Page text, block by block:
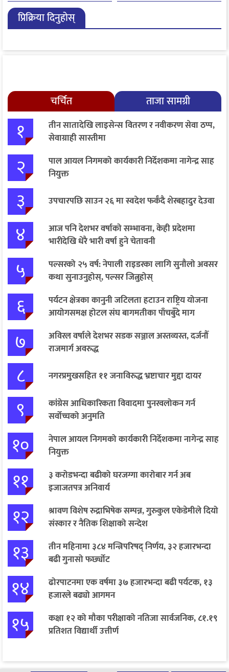
एआईदेखि पत्रकारको
लाइसेन्ससम्मका विषयमा
सुझाव
गुनासो फर्छ्योट
प्रिक्रिया दिनुहोस्
चर्चित ताजा सामग्री
१
तीन सातादेखि लाइसेन्स वितरण र नवीकरण सेवा ठप्प,
सेवाग्राही सास्तीमा
२
पाल आयल निगमको कार्यकारी निर्देशकमा नागेन्द्र साह
नियुक्त
३ उपचारपछि साउन २६ मा स्वदेश फर्कँदै शेरबहादुर देउवा
४
आज पनि देशभर वर्षाको सम्भावना, केही प्रदेशमा
भारीदेखि धेरै भारी वर्षा हुने चेतावनी
५
पल्सरको २५ वर्ष: नेपाली राइडरका लागि सुनौलो अवसर
कथा सुनाउनुहोस्, पल्सर जित्नुहोस्
६
पर्यटन क्षेत्रका कानुनी जटिलता हटाउन राष्ट्रिय योजना
आयोगसमक्ष होटल संघ बागमतीका पाँचबुँदे माग
७
अविरल वर्षाले देशभर सडक सञ्जाल अस्तव्यस्त, दर्जनौँ
राजमार्ग अवरुद्ध
८ नगरप्रमुखसहित ११ जनाविरुद्ध भ्रष्टाचार मुद्दा दायर
९
कांग्रेस आधिकारिकता विवादमा पुनरवलोकन गर्न
सर्वोच्चको अनुमति
१०
नेपाल आयल निगमको कार्यकारी निर्देशकमा नागेन्द्र साह
नियुक्त
११
३ करोडभन्दा बढीको घरजग्गा कारोबार गर्न अब
इजाजतपत्र अनिवार्य
१२
श्रावण विशेष रुद्राभिषेक सम्पन्न, गुरुकुल एकेडेमीले दियो
संस्कार र नैतिक शिक्षाको सन्देश
१३
तीन महिनामा ३८४ मन्त्रिपरिषद् निर्णय, ३२ हजारभन्दा
बढी गुनासो फर्छ्योट
१४
ढोरपाटनमा एक वर्षमा ३७ हजारभन्दा बढी पर्यटक, १३
हजारले बढ्यो आगमन
१५
कक्षा १२ को मौका परीक्षाको नतिजा सार्वजनिक, ८१.१९
प्रतिशत विद्यार्थी उत्तीर्ण